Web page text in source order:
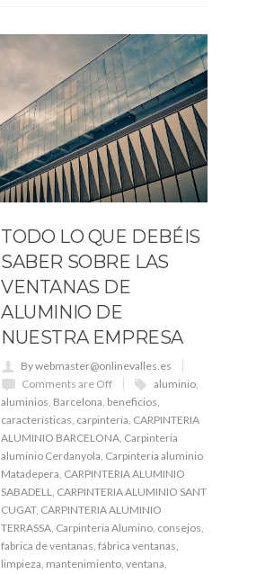
TODO LO QUE DEBÉIS
SABER SOBRE LAS
VENTANAS DE
ALUMINIO DE
NUESTRA EMPRESA
By webmaster@onlinevalles.es
Comments are Off
aluminio,
aluminios, Barcelona, beneficios,
características, carpintería, CARPINTERIA
ALUMINIO BARCELONA, Carpinteria
aluminio Cerdanyola, Carpinteria aluminio
Matadepera, CARPINTERIA ALUMINIO
SABADELL, CARPINTERIA ALUMINIO SANT
CUGAT, CARPINTERIA ALUMINIO
TERRASSA, Carpinteria Alumino, consejos,
fabrica de ventanas, fábrica ventanas,
limpieza, mantenimiento, ventana,